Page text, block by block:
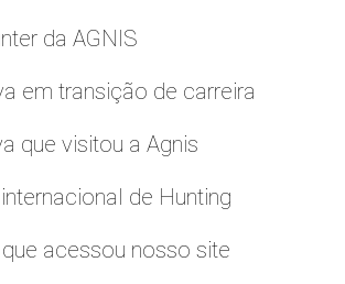
da AGNIS
em transição de carreira
que visitou a Agnis
de Hunting
acessou nosso site